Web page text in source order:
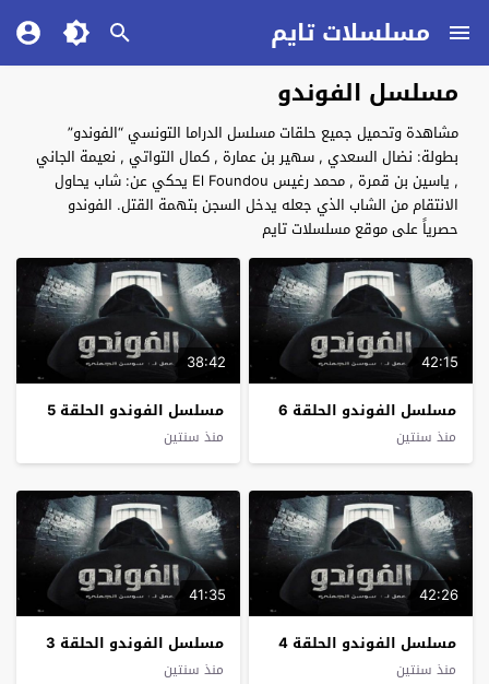
مسلسلات تايم
مسلسل الفوندو
مشاهدة وتحميل جميع حلقات مسلسل الدراما التونسي “الفوندو”
بطولة: نضال السعدي , سهير بن عمارة , كمال التواتي , نعيمة الجاني
, ياسين بن قمرة , محمد رغيس El Foundou يحكي عن: شاب يحاول
الانتقام من الشاب الذي جعله يدخل السجن بتهمة القتل. الفوندو
حصرياً على موقع مسلسلات تايم
42:15
مسلسل الفوندو الحلقة 6
منذ سنتين
38:42
مسلسل الفوندو الحلقة 5
منذ سنتين
42:26
مسلسل الفوندو الحلقة 4
منذ سنتين
41:35
مسلسل الفوندو الحلقة 3
منذ سنتين